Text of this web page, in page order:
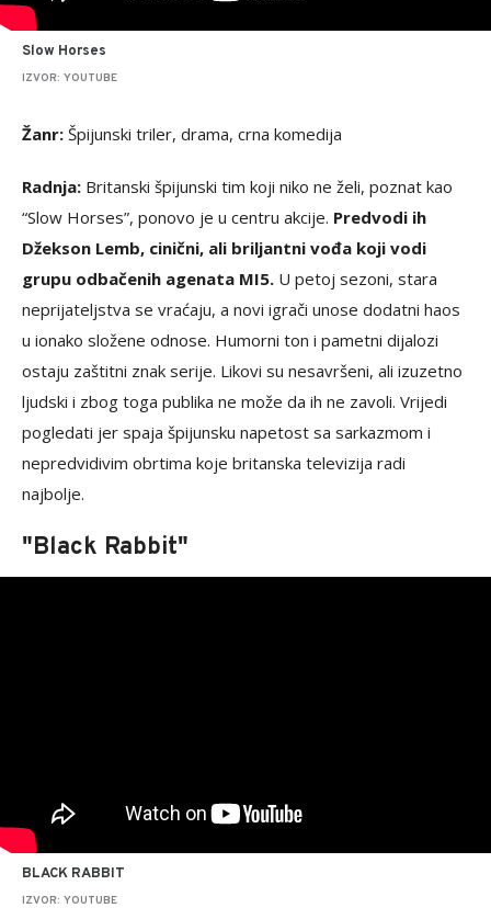
Slow Horses
IZVOR: YOUTUBE
Žanr: Špijunski triler, drama, crna komedija
Radnja: Britanski špijunski tim koji niko ne želi, poznat kao
“Slow Horses”, ponovo je u centru akcije. Predvodi ih
Džekson Lemb, cinični, ali briljantni vođa koji vodi
grupu odbačenih agenata MI5. U petoj sezoni, stara
neprijateljstva se vraćaju, a novi igrači unose dodatni haos
u ionako složene odnose. Humorni ton i pametni dijalozi
ostaju zaštitni znak serije. Likovi su nesavršeni, ali izuzetno
ljudski i zbog toga publika ne može da ih ne zavoli. Vrijedi
pogledati jer spaja špijunsku napetost sa sarkazmom i
nepredvidivim obrtima koje britanska televizija radi
najbolje.
"Black Rabbit"
BLACK RABBIT
IZVOR: YOUTUBE